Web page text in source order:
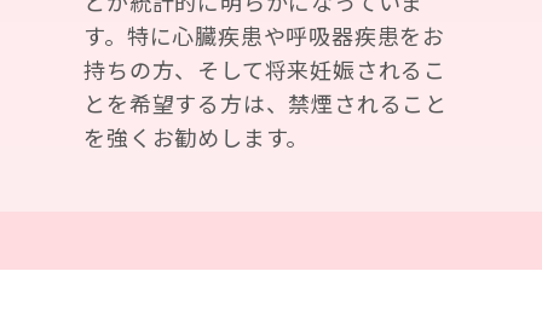
す。特に心臓疾患や呼吸器疾患をお
持ちの方、そして将来妊娠されるこ
とを希望する方は、禁煙されること
を強くお勧めします。